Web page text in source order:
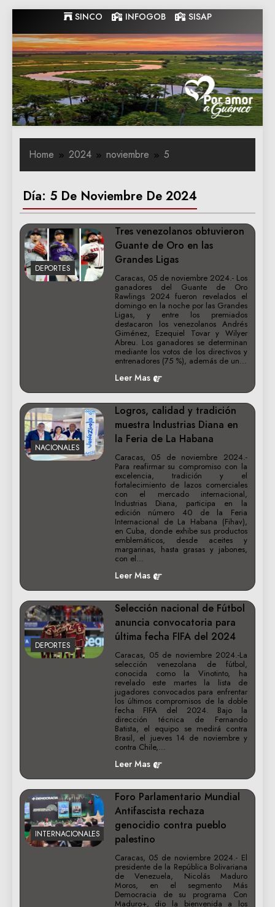
to
content
SINCO INFOGOB SISAP
Gobernacion
de Guarico
Gobernacion de Guarico
Home 2024 noviembre 5
Día: 5 De Noviembre De 2024
DEPORTES
Tres venezolanos obtuvieron
Guante de Oro en las
Grandes Ligas
Caracas, 05 de noviembre 2024.- Los
ganadores del Guante de Oro
Rawlings 2024 fueron revelados el
domingo en la noche por las Grandes
Ligas, y entre los premiados
destacaron los venezolanos Andrés
Giménez, Ezequiel Tovar y Wilyer
Abreu. Los ganadores se determinan
mediante los votos de los directivos y
entrenadores (75 %), además de un…
Leer Mas
NACIONALES
Logros, calidad y tradición
muestra Industrias Diana en
la Feria de La Habana
Caracas, 05 de noviembre 2024.-
Para reafirmar su compromiso con la
excelencia, tradición y el
fortalecimiento de lazos comerciales
con el mercado internacional,
Industrias Diana, participa en la
edición número 40 de la Feria
Internacional de La Habana (Fihav),
en Cuba, donde exhibe sus productos
emblemáticos, desde aceites y
margarinas, hasta grasas y jabones,
con el…
Leer Mas
DEPORTES
Selección nacional de Fútbol
anuncia convocatoria para
última fecha FIFA del 2024
Caracas, 05 de noviembre 2024.-La
selección venezolana de fútbol,
conocida como la Vinotinto, ha
revelado este martes la lista de
jugadores convocados para enfrentar
los últimos compromisos de la doble
fecha FIFA del 2024. Bajo la
dirección técnica de Fernando
Batista, el equipo se medirá contra
Brasil, el jueves 14 de noviembre y
contra Chile,…
Leer Mas
INTERNACIONALES
Foro Parlamentario Mundial
Antifascista rechaza
genocidio contra pueblo
palestino
Caracas, 05 de noviembre 2024.- El
presidente de la República Bolivariana
de Venezuela, Nicolás Maduro
Moros, en el segmento Más
Democracia de su programa Con
Maduro+, dio la bienvenida a los